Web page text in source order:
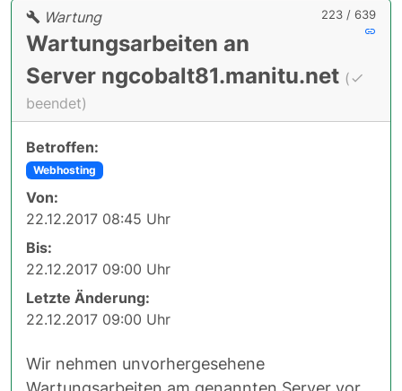
223 / 639
Wartung
Wartungsarbeiten an
Server ngcobalt81.manitu.net (
beendet)
Betroffen:
Webhosting
Von:
22.12.2017 08:45 Uhr
Bis:
22.12.2017 09:00 Uhr
Letzte Änderung:
22.12.2017 09:00 Uhr
Wir nehmen unvorhergesehene